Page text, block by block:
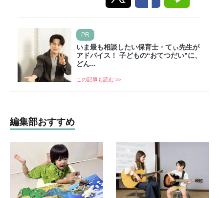
PR
いま最も相談したい保育士・てぃ先生が
アドバイス！ 子どもの“おてつだい”に、
どん...
この記事も読む >>
編集部おすすめ